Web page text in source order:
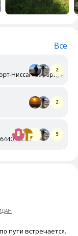
Все
Ниссан Сафари, не
2
2
MAX
5
пути встречается.